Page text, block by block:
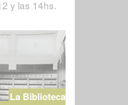
y las 14hs.
La Biblioteca